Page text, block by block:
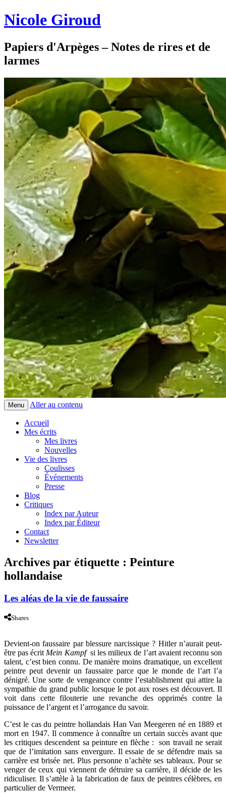
Nicole Giroud
Papiers d'Arpèges – Notes de rires et de
larmes
Menu Aller au contenu
Accueil
Mes écrits
Mes livres
Nouvelles
Vie des livres
Coulisses
Événements
Presse
Blog
Critiques
Index par Auteur
Index par Éditeur
Contact
Newsletter
Archives par étiquette : Peinture
hollandaise
Les aléas de la vie de faussaire
Shares
Devient-on faussaire par blessure narcissique ? Hitler n’aurait peut-
être pas écrit Mein Kampf si les milieux de l’art avaient reconnu son
talent, c’est bien connu. De manière moins dramatique, un excellent
peintre peut devenir un faussaire parce que le monde de l’art l’a
dénigré. Une sorte de vengeance contre l’establishment qui attire la
sympathie du grand public lorsque le pot aux roses est découvert. Il
voit dans cette filouterie une revanche des opprimés contre la
puissance de l’argent et l’arrogance du savoir.
C’est le cas du peintre hollandais Han Van Meegeren né en 1889 et
mort en 1947. Il commence à connaître un certain succès avant que
les critiques descendent sa peinture en flèche : son travail ne serait
que de l’imitation sans envergure. Il essaie de se défendre mais sa
carrière est brisée net. Plus personne n’achète ses tableaux. Pour se
venger de ceux qui viennent de détruire sa carrière, il décide de les
ridiculiser. Il s’attèle à la fabrication de faux de peintres célèbres, en
particulier de Vermeer.